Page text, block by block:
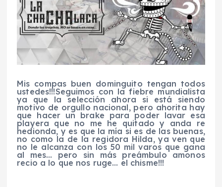
Mis compas buen dominguito tengan todos
ustedes!!!Seguimos con la fiebre mundialista
ya que la selección ahora si está siendo
motivo de orgullo nacional, pero ahorita hay
que hacer un brake para poder lavar esa
playera que no me he quitado y anda re
hedionda, y es que la mía si es de las buenas,
no como la de la regidora Hilda, ya ven que
no le alcanza con los 50 milvaros que gana
al mes… pero sin más preámbulo amonos
recio a lo que nos ruge… el chisme!!!